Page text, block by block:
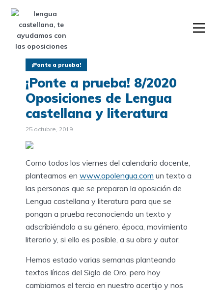
¡Ponte a prueba!
¡Ponte a prueba! 8/2020
Oposiciones de Lengua
castellana y literatura
25 octubre, 2019
Como todos los viernes del calendario docente,
planteamos en www.opolengua.com un texto a
las personas que se preparan la oposición de
Lengua castellana y literatura para que se
pongan a prueba reconociendo un texto y
adscribiéndolo a su género, época, movimiento
literario y, si ello es posible, a su obra y autor.
Hemos estado varias semanas planteando
textos líricos del Siglo de Oro, pero hoy
cambiamos el tercio en nuestro acertijo y nos